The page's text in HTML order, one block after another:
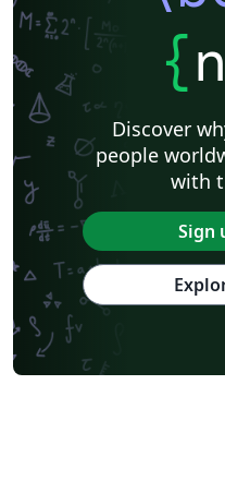
{
Discover
people
with
Sign